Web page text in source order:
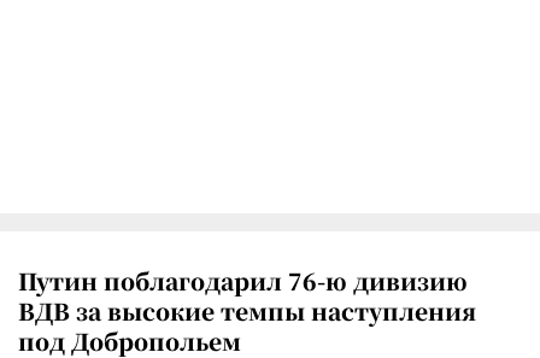
Путин поблагодарил 76-ю дивизию
ВДВ за высокие темпы наступления
под Добропольем